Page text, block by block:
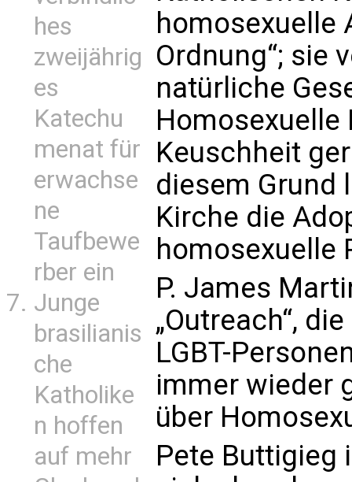
hes
zweijährig
es
Katechu
menat für
erwachse
ne
Taufbewe
rber ein
Junge
brasilianis
che
Katholike
n hoffen
auf mehr
homosexuelle
Ordnung“; sie
natürliche
Homosexuelle
Keuschheit
diesem Grund
Kirche die
homosexuelle
P. James
„Outreach“,
LGBT-
immer wieder
über
Pete Buttigieg